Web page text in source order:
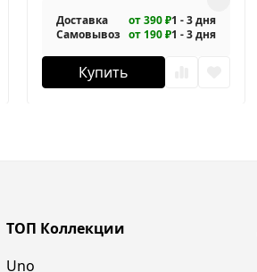
Доставка от 390 ₽1 - 3 дня
Самовывоз от 190 ₽1 - 3 дня
Купить
ТОП Коллекции
Uno